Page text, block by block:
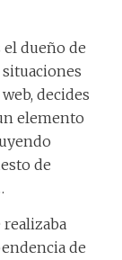
el dueño de
decides
elemento
de
realizaba
de